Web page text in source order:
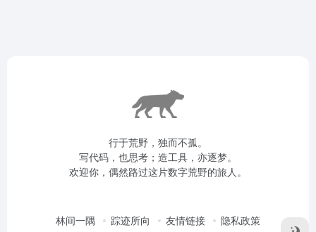
行于荒野，独而不孤。
写代码，也思考；造工具，亦逐梦。
欢迎你，偶然路过这片数字荒野的旅人。
林间一隅 踪迹所向 友情链接 隐私政策